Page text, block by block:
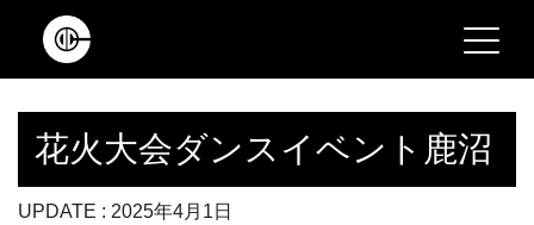
Main Navigation
花火大会ダンスイベント鹿沼
UPDATE : 2025年4月1日